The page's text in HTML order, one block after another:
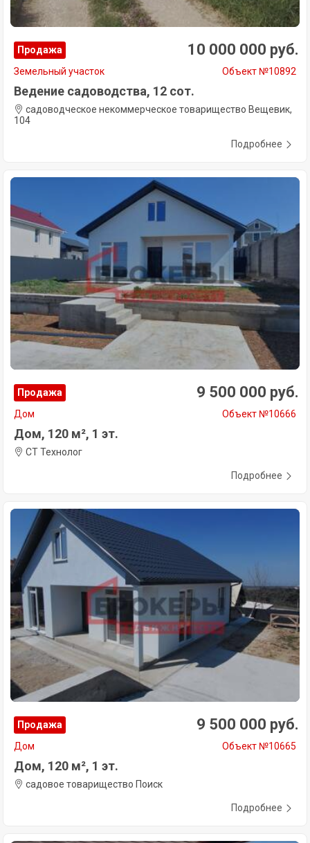
Продажа 10 000 000 руб.
Земельный участок Объект №10892
Ведение садоводства, 12 сот.
садоводческое некоммерческое товарищество Вещевик,
104
Подробнее
Продажа 9 500 000 руб.
Дом Объект №10666
Дом, 120 м², 1 эт.
СТ Технолог
Подробнее
Продажа 9 500 000 руб.
Дом Объект №10665
Дом, 120 м², 1 эт.
садовое товарищество Поиск
Подробнее